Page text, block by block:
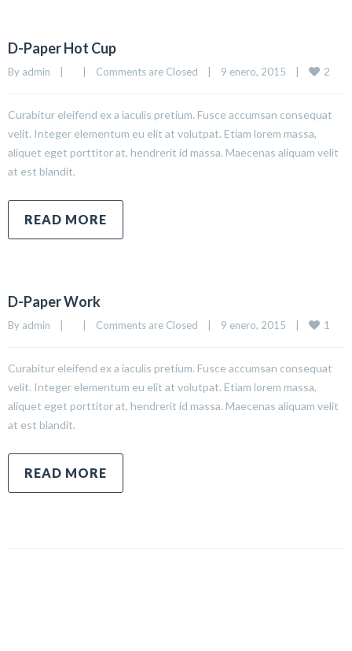
D-Paper Hot Cup
By admin Comments are Closed 9 enero, 2015 2
Curabitur eleifend ex a iaculis pretium. Fusce accumsan consequat
velit. Integer elementum eu elit at volutpat. Etiam lorem massa,
aliquet eget porttitor at, hendrerit id massa. Maecenas aliquam velit
at est blandit.
READ MORE
D-Paper Work
By admin Comments are Closed 9 enero, 2015 1
Curabitur eleifend ex a iaculis pretium. Fusce accumsan consequat
velit. Integer elementum eu elit at volutpat. Etiam lorem massa,
aliquet eget porttitor at, hendrerit id massa. Maecenas aliquam velit
at est blandit.
READ MORE